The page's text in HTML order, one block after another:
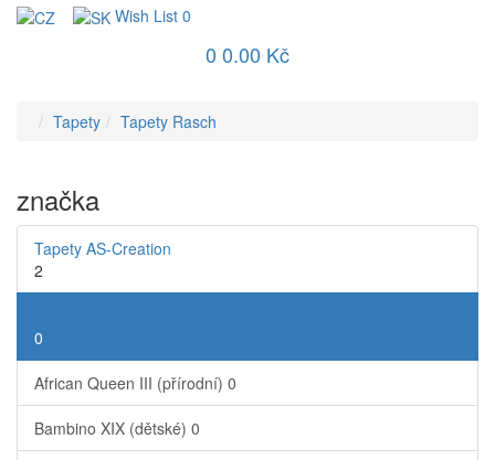
Wish List 0
0 0.00 Kč
Tapety Tapety Rasch
značka
Tapety AS-Creation
2
0
African Queen III (přírodní) 0
Bambino XIX (dětské) 0